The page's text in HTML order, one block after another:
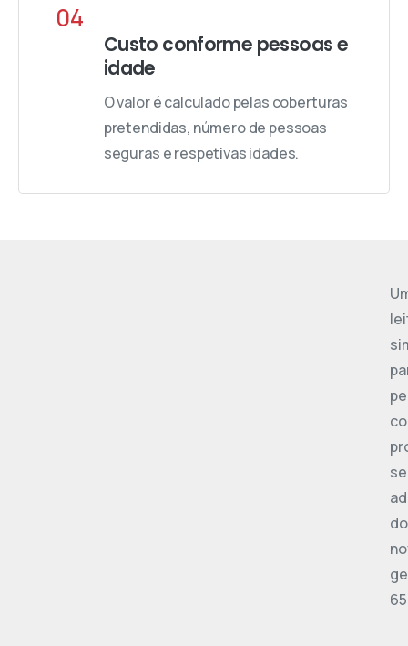
04
Custo conforme pessoas e
idade
O valor é calculado pelas coberturas
pretendidas, número de pessoas
seguras e respetivas idades.
se